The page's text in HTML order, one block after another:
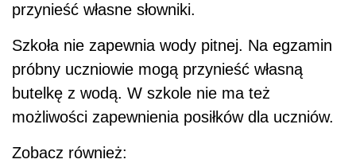
przynieść własne słowniki.
Szkoła nie zapewnia wody pitnej. Na egzamin
próbny uczniowie mogą przynieść własną
butelkę z wodą. W szkole nie ma też
możliwości zapewnienia posiłków dla uczniów.
Zobacz również: